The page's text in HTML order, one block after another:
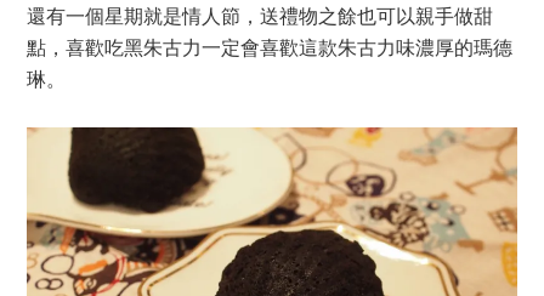
還有一個星期就是情人節，送禮物之餘也可以親手做甜
點，喜歡吃黑朱古力一定會喜歡這款朱古力味濃厚的瑪德
琳。